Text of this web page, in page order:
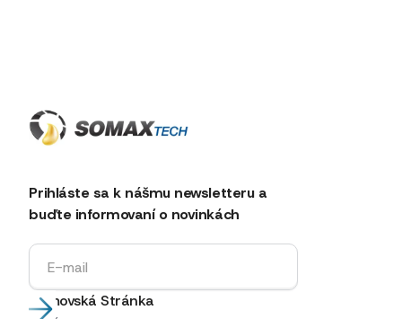
Prihláste sa k nášmu newsletteru a
buďte informovaní o novinkách
Domovská Stránka